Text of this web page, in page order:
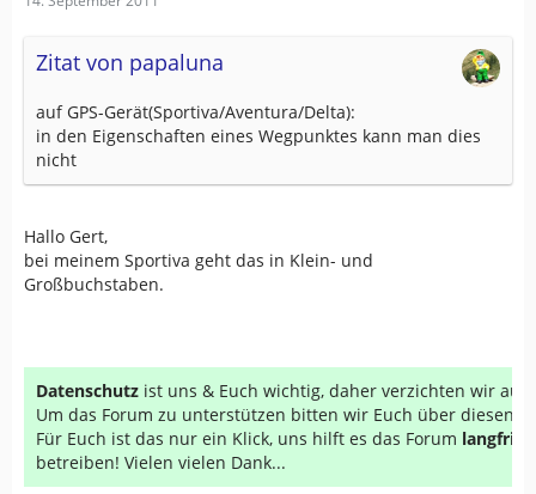
Zitat von papaluna
auf GPS-Gerät(Sportiva/Aventura/Delta):
in den Eigenschaften eines Wegpunktes kann man dies
nicht
Hallo Gert,
bei meinem Sportiva geht das in Klein- und
Großbuchstaben.
Datenschutz ist uns & Euch wichtig, daher verzichten wir auf
Um das Forum zu unterstützen bitten wir Euch über diesen
Für Euch ist das nur ein Klick, uns hilft es das Forum
betreiben! Vielen vielen Dank...